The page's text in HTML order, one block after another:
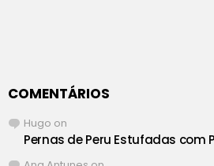
COMENTÁRIOS
Hugo on
Pernas de Peru Estufadas com